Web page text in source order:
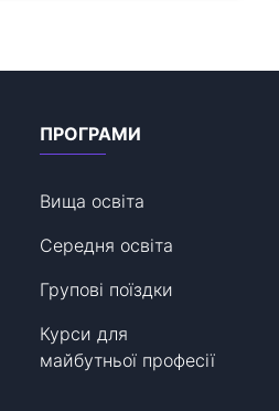
ПРОГРАМИ
Вища освіта
Середня освіта
Групові поїздки
Курси для
майбутньої професії